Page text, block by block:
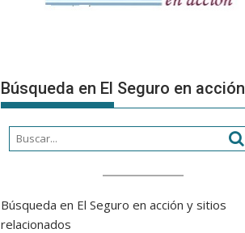
Búsqueda en El Seguro en acción
Búsqueda en El Seguro en acción y sitios
relacionados